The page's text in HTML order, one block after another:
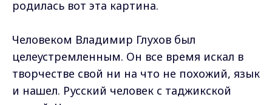
родилась вот эта картина.
Человеком Владимир Глухов был
целеустремленным. Он все время искал в
творчестве свой ни на что не похожий, язык
и нашел. Русский человек с таджикской